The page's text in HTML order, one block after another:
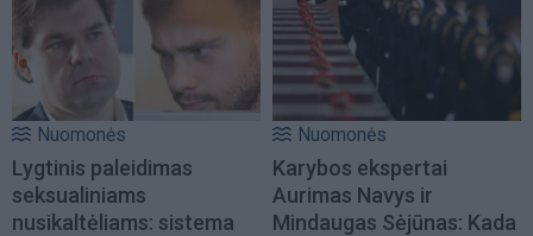
Nuomonės
Lygtinis paleidimas
seksualiniams
nusikaltėliams: sistema
Nuomonės
Karybos ekspertai
Aurimas Navys ir
Mindaugas Sėjūnas: Kada